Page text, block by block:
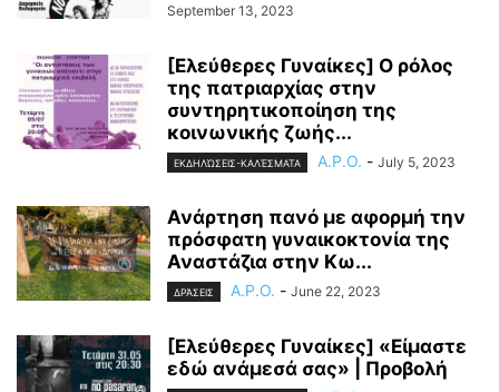
September 13, 2023
[Ελεύθερες Γυναίκες] Ο ρόλος
της πατριαρχίας στην
συντηρητικοποίηση της
κοινωνικής ζωής...
ΕΚΔΗΛΏΣΕΙΣ-ΚΑΛΈΣΜΑΤΑ A.P.O. - July 5, 2023
Ανάρτηση πανό με αφορμή την
πρόσφατη γυναικοκτονία της
Αναστάζια στην Κω...
ΔΡΆΣΕΙΣ A.P.O. - June 22, 2023
[Ελεύθερες Γυναίκες] «Είμαστε
εδώ ανάμεσά σας» | Προβολή